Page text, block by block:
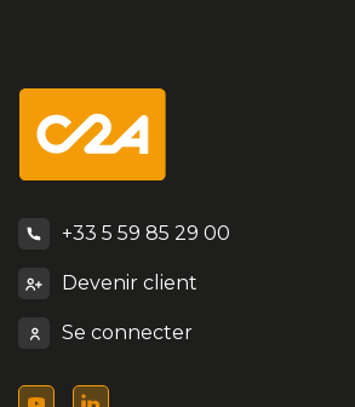
+33 5 59 85 29 00
Devenir client
Se connecter